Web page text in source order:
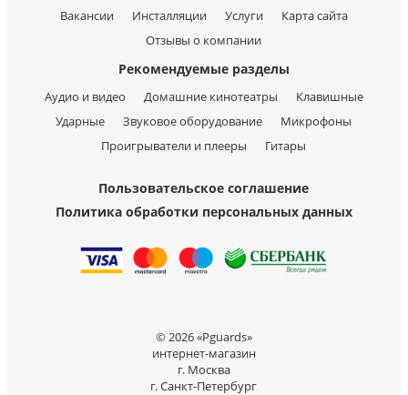
Вакансии
Инсталляции Услуги
Карта сайта
Отзывы о компании
Рекомендуемые разделы
Аудио и видео Домашние кинотеатры
Клавишные
Ударные
Звуковое оборудование
Микрофоны
Проигрыватели и плееры
Гитары
Пользовательское соглашение
Политика обработки персональных данных
© 2026 «Pguards»
интернет-магазин
г. Москва
г. Санкт-Петербург